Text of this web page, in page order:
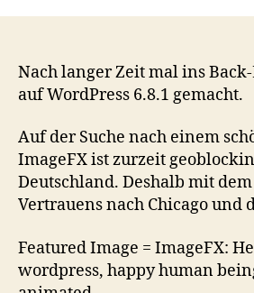
Nach langer Zeit mal ins
auf WordPress 6.8.1 gemacht.
Auf der Suche nach einem
ImageFX ist zurzeit
Deutschland. Deshalb mit
Vertrauens nach Chicago und
Featured Image = ImageFX:
wordpress, happy human